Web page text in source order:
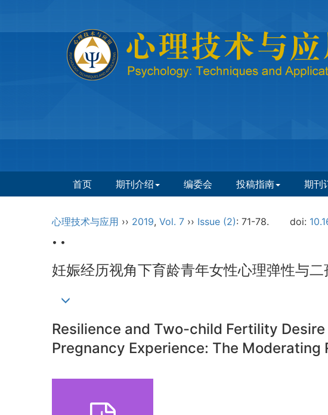
首页 期刊介绍 编委会 投稿指南 期刊
心理技术与应用 ›› 2019, Vol. 7 ›› Issue (2): 71-78. doi:
• •
妊娠经历视角下育龄青年女性心理弹性与
Resilience and Two-child Fertility
Pregnancy Experience: The Moderating